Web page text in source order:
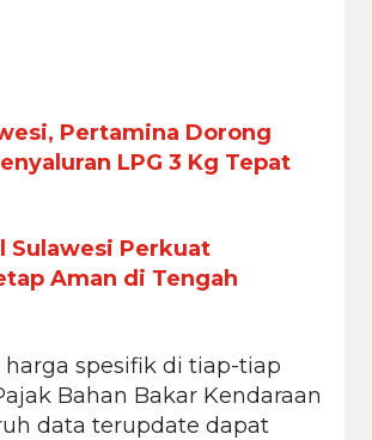
Pertamina Dorong
LPG 3 Kg Tepat
Sulawesi Perkuat
Aman di Tengah
spesifik di tiap-tiap
Bahan Bakar Kendaraan
data terupdate dapat